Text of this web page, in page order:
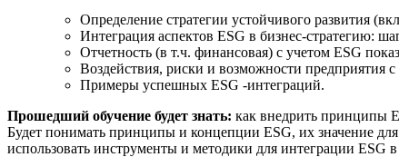
Определение стратегии устойчивого развития
Интеграция аспектов ESG в бизнес-стратегию:
Отчетность (в т.ч. финансовая) с учетом ESG
Воздействия, риски и возможности предприятия
Примеры успешных ESG -интеграций.
Прошедший обучение будет знать: как внедрить принципы
Будет понимать принципы и концепции ESG, их значение
использовать инструменты и методики для интеграции